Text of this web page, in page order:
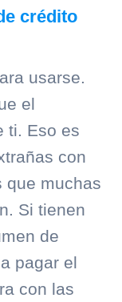
crédito
usarse.
el
ti. Eso es
con
que muchas
Si tienen
de
pagar el
con las